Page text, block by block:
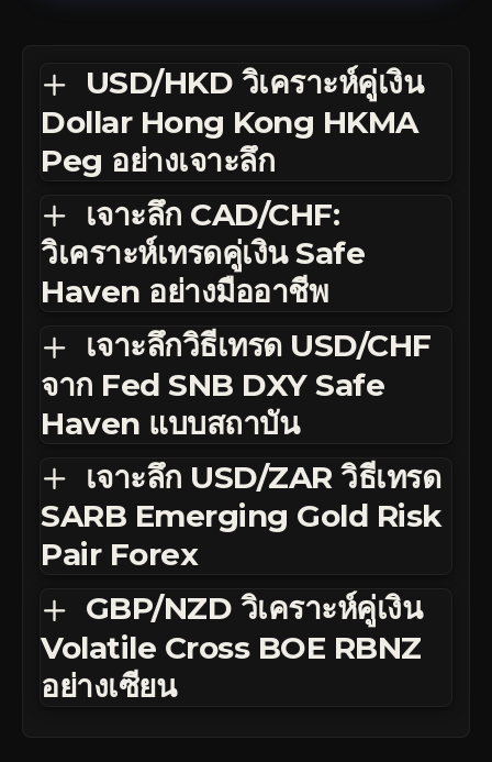
USD/HKD วิเคราะห์คู่เงิน
Dollar Hong Kong HKMA
Peg อย่างเจาะลึก
เจาะลึก CAD/CHF:
วิเคราะห์เทรดคู่เงิน Safe
Haven อย่างมืออาชีพ
เจาะลึกวิธีเทรด USD/CHF
จาก Fed SNB DXY Safe
Haven แบบสถาบัน
เจาะลึก USD/ZAR วิธีเทรด
SARB Emerging Gold Risk
Pair Forex
GBP/NZD วิเคราะห์คู่เงิน
Volatile Cross BOE RBNZ
อย่างเซียน